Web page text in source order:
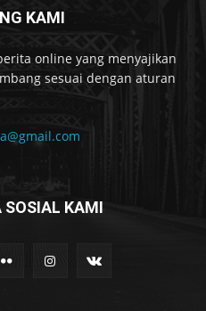
KAMI
online yang menyajikan
sesuai dengan aturan
SOSIAL KAMI